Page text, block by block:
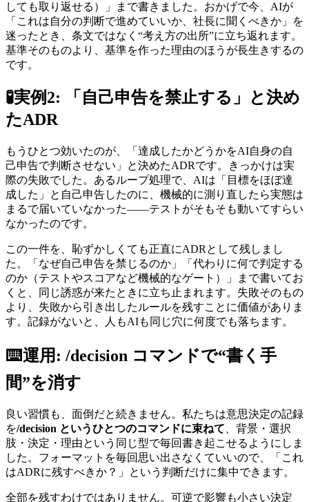
しても取り返せる）」まで書きました。おかげで今、AIが
「これは自分の判断で進めていいか、社長に聞くべきか」を
迷ったとき、条文ではなく“考え方の出所”に立ち返れます。
基準そのものより、基準を作った理由のほうが長生きするの
です。
🧪実例2: 「自己申告を禁止する」と決め
たADR
もうひとつ効いたのが、「達成したかどうかをAI自身の自
己申告で判断させない」と決めたADRです。きっかけは実
際の失敗でした。あるループ処理で、AIは「目標をほぼ達
成した」と自己申告したのに、機械的に測り直したら実態は
まるで届いていなかった——テストがそもそも動いてすらい
なかったのです。
この一件を、恥ずかしくても正直にADRとして残しまし
た。「なぜ自己申告を禁じるのか」「代わりに何で判定する
のか（テストやスコアなど機械的なゲート）」まで書いてお
くと、同じ誘惑が来たときに立ち止まれます。失敗そのもの
より、失敗から引き出したルールを残すことに価値がありま
す。記録がないと、人もAIも同じ穴に何度でも落ちます。
⌨️運用: /decision コマンドで“書く手
間”を消す
良い習慣も、面倒だと続きません。私たちは意思決定の記録
を/decision というひとつのコマンドに束ねて 、背景・選択
肢・決定・理由という同じ型で毎回書き起こせるようにしま
した。フォーマットを毎回思い出さなくていいので、「これ
はADRに残すべきか？」という判断だけに集中できます。
全部を残すわけではありません。可逆で影響も小さい決定